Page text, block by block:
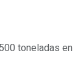
toneladas